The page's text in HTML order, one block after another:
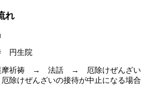
れ
祈祷 → 法話 → 厄除けぜんざ
除けぜんざいの接待が中止になる場合